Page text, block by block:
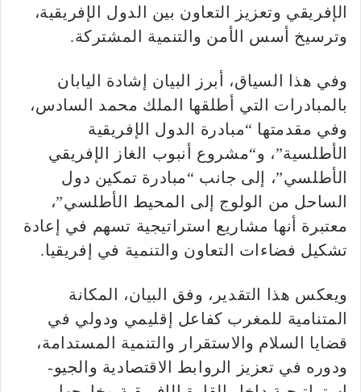
الإفريقي وتعزيز التعاون بين الدول الإفريقية،
وترسيخ أسس الأمن والتنمية المشتركة.
وفي هذا السياق، أبرز البيان إشادة اليابان
بالمبادرات التي أطلقها الملك محمد السادس،
وفي مقدمتها “مبادرة الدول الإفريقية
الأطلسية”، و“مشروع أنبوب الغاز الإفريقي
الأطلسي”، إلى جانب “مبادرة تمكين دول
الساحل من الولوج إلى المحيط الأطلسي”،
معتبرة أنها مشاريع استراتيجية تسهم في إعادة
تشكيل فضاءات التعاون والتنمية في إفريقيا.
ويعكس هذا التقدير، وفق البيان، المكانة
المتنامية للمغرب كفاعل إقليمي ودولي في
قضايا السلام والاستقرار والتنمية المستدامة،
ودوره في تعزيز الروابط الاقتصادية والجيو-